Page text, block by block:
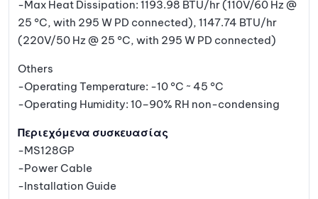
-Max Heat Dissipation: 1193.98 BTU/hr (110V/60 Hz @
25 °C, with 295 W PD connected), 1147.74 BTU/hr
(220V/50 Hz @ 25 °C, with 295 W PD connected)
Others
-Operating Temperature: -10 °C ~ 45 °C
-Operating Humidity: 10–90% RH non-condensing
Περιεχόμενα συσκευασίας
-MS128GP
-Power Cable
-Installation Guide